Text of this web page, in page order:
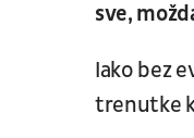
sve,
Iako bez
trenutke